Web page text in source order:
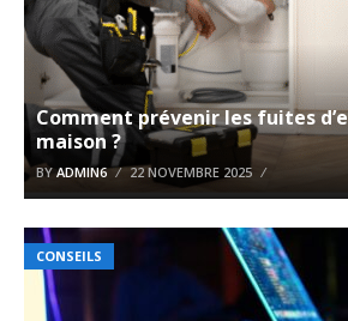
Comment prévenir les fuites
maison ?
BYADMIN6 22 NOVEMBRE 2025
CONSEILS